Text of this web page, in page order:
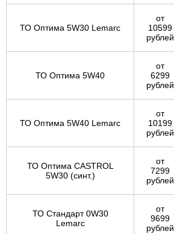
ТО Оптима 5W30 Lemarc
от
10599
рублей
ТО Оптима 5W40
от
6299
рублей
ТО Оптима 5W40 Lemarc
от
10199
рублей
ТО Оптима CASTROL
5W30 (синт.)
от
7299
рублей
ТО Стандарт 0W30
Lemarc
от
9699
рублей